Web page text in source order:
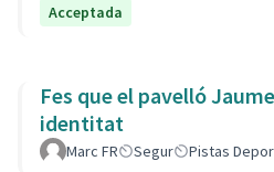
Acceptada
Fes que el pavelló
identitat
Marc FR Segur Pistas